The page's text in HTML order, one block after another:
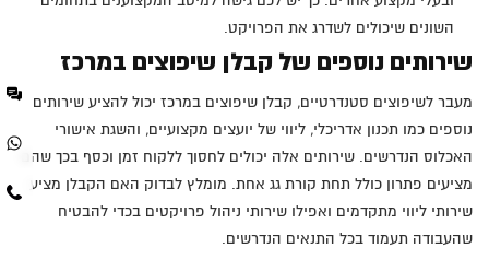
השונים שיכולים לשדרג את הפרויקט.
שירותים נוספים של קבלן שיפוצים במרכז
מעבר לשיפוצים סטנדרטיים, קבלן שיפוצים במרכז יכול להציע שירותים
נוספים כמו תכנון אדריכלי, ליווי של יועצים מקצועיים, והשגת אישורי
האכלוס הנדרשים. שירותים אלה יכולים לחסוך ללקוח זמן וכסף בכך שהם
מציעים פתרון כולל תחת קורת גג אחת. מומלץ לבדוק האם הקבלן מציע
שירותי ליווי מתקדמים ואפילו שירותי ניהול פרויקטים בכדי להבטיח
שהעבודה תעמוד בכל התנאים הנדרשים.